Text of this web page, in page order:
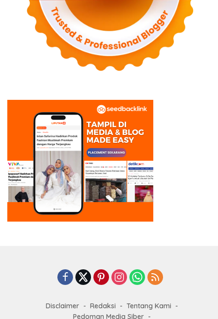
Disclaimer Redaksi
Tentang Kami
Pedoman Media Siber